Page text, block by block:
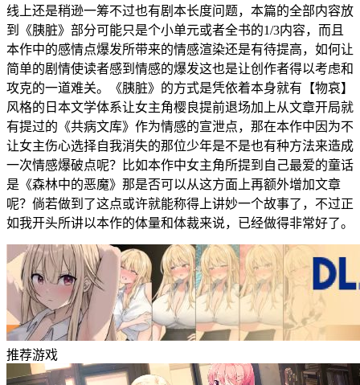
线上还是稍逊一筹不过也有剧本长度问题，本篇的全部内容放
到《胰脏》部分可能只是个小单元或者全书的1/3内容，而且
本作中的感情点爆发所带来的情感渲染还是有待提高，如何让
简单的剧情使读者感到情感的爆发这也是让创作者得以考虑和
攻克的一道难关。《胰脏》的方式是凭依着本身就有【物哀】
风格的日本文学体系让女主角樱良提前退场加上从文章开局就
有提过的《共病文库》作为情感的宣泄点，那在本作中因为不
让女主伤心选择自我消失的那位少年是不是也有种方法来造成
一次情感爆破点呢？比如本作中女主角所提到自己最爱的童话
是《森林中的恶魔》那是否可以从这方面上再额外增加文章
呢？倘若做到了这点或许就能称得上讲妙一个故事了，不过正
如我开头所讲以本作的体量和体裁来说，已经做得非常好了。
推荐游戏